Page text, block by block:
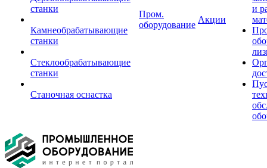
станки
Камнеобрабатывающие
станки
Стеклообрабатывающие
станки
Станочная оснастка
Пром.
оборудование
Акции
и